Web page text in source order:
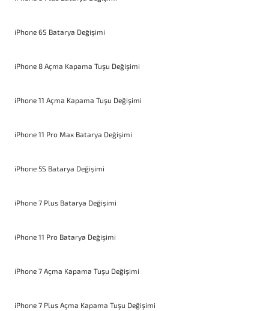
iPhone 6S Batarya Değişimi
iPhone 8 Açma Kapama Tuşu Değişimi
iPhone 11 Açma Kapama Tuşu Değişimi
iPhone 11 Pro Max Batarya Değişimi
iPhone 5S Batarya Değişimi
iPhone 7 Plus Batarya Değişimi
iPhone 11 Pro Batarya Değişimi
iPhone 7 Açma Kapama Tuşu Değişimi
iPhone 7 Plus Açma Kapama Tuşu Değişimi